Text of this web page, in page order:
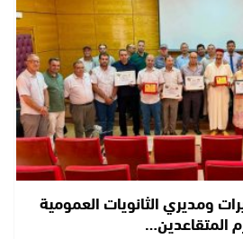
ومديري الثانويات العمومية
المتقاعدين…